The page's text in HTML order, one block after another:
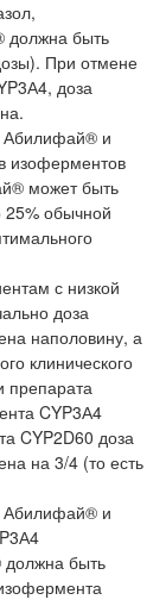
должна быть
При отмене
доза
Абилифай® и
изоферментов
может быть
25% обычной
с низкой
доза
наполовину, а
клинического
препарата
CYP3А4
CYP2D60 доза
на 3/4 (то есть
Абилифай® и
быть